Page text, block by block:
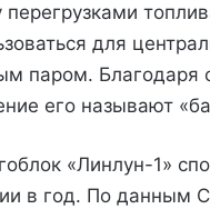
для
паром. Благодаря
его называют
«Линлун-1»
в год. По данным